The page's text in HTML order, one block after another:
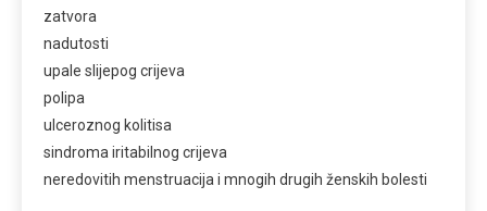
zatvora
nadutosti
upale slijepog crijeva
polipa
ulceroznog kolitisa
sindroma iritabilnog crijeva
neredovitih menstruacija i mnogih drugih ženskih bolesti